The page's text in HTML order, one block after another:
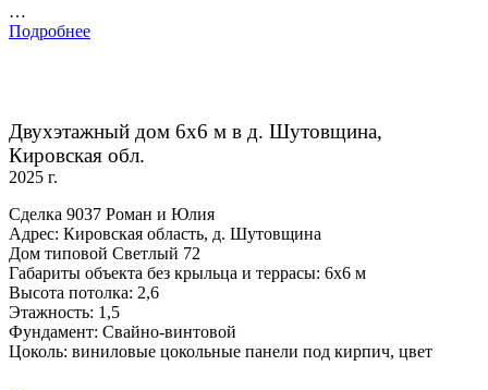
…
Подробнее
Двухэтажный дом 6х6 м в д. Шутовщина,
Кировская обл.
2025 г.
Сделка 9037 Роман и Юлия
Адрес: Кировская область, д. Шутовщина
Дом типовой Светлый 72
Габариты объекта без крыльца и террасы: 6х6 м
Высота потолка: 2,6
Этажность: 1,5
Фундамент: Свайно-винтовой
Цоколь: виниловые цокольные панели под кирпич, цвет